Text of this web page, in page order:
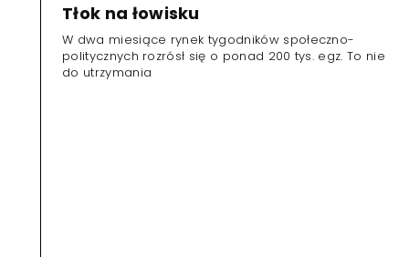
Tłok na łowisku
W dwa miesiące rynek tygodników społeczno-
politycznych rozrósł się o ponad 200 tys. egz. To nie
do utrzymania